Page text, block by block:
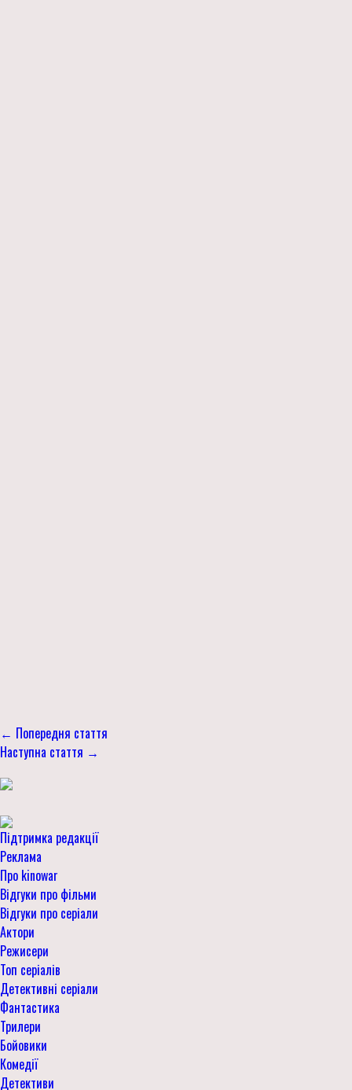
← Попередня стаття
Наступна стаття →
Підтримка редакції
Реклама
Про kinowar
Відгуки про фільми
Відгуки про серіали
Актори
Режисери
Топ серіалів
Детективні серіали
Фантастика
Трилери
Бойовики
Комедії
Детективи